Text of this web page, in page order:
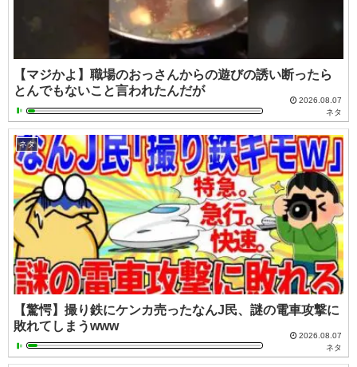
【マジかよ】職場のおっさんからの遊びの誘い断ったら
とんでもないこと言われたんだが
2026.08.07
ネタ
ネタ
【驚愕】撮り鉄にケンカ売ったなんJ民、謎の電車攻撃に
敗れてしまうwww
2026.08.07
ネタ